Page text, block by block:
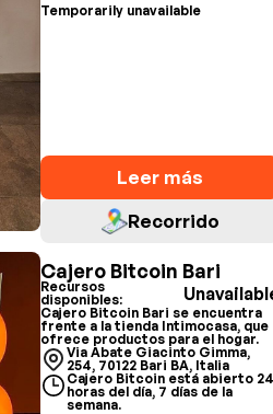
Temporarily unavailable
Leer más
Recorrido
Cajero Bitcoin Bari
Recursos
disponibles:
Cajero Bitcoin Bari se encuentra
frente a la tienda Intimocasa, que
ofrece productos para el hogar.
Via Abate Giacinto Gimma,
254, 70122 Bari BA, Italia
Cajero Bitcoin está abierto 24
horas del día, 7 días de la
semana.